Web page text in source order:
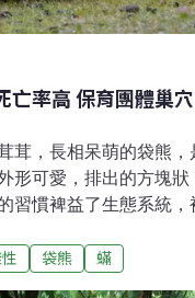
亡率高 保育團體巢
茸，長相呆萌的袋熊
形可愛，排出的方塊
習慣裨益了生態系統，
前入侵澳洲的寄生蟎。
袋熊 蟎